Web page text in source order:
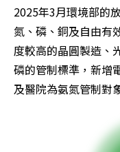
2025年3月環境部的
氮、磷、銅及自由有
度較高的晶圓製造、
磷的管制標準，新增
及醫院為氨氮管制對